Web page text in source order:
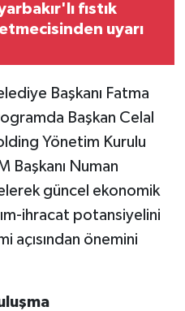
fıstık
uyarı
Başkanı Fatma
Başkan Celal
Yönetim Kurulu
Başkanı Numan
güncel ekonomik
ihracat potansiyelini
açısından önemini